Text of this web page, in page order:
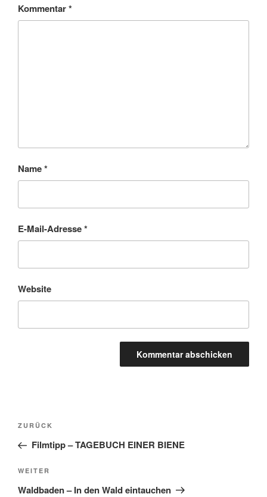
Kommentar*
Name*
E-Mail-Adresse*
Website
e
r
a
t
Beitragsnavigation
Vorheriger
Beitrag
ZURÜCK
Filmtipp – TAGEBUCH EINER BIENE
Nächster
Beitrag
WEITER
Waldbaden – In den Wald eintauchen